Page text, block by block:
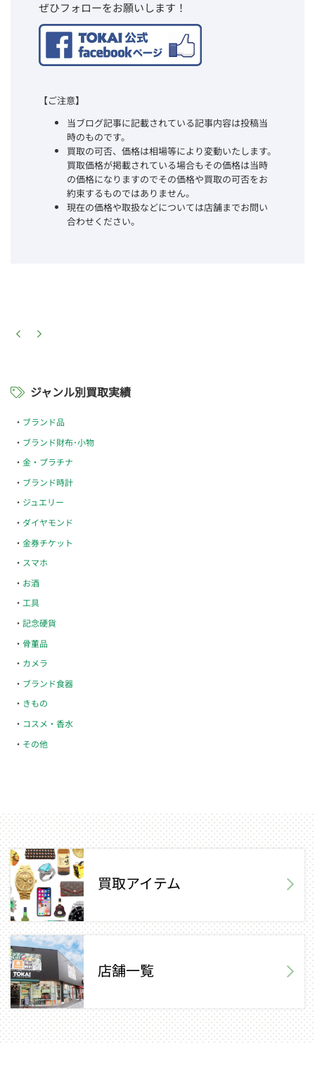
ぜひフォローをお願いします！
【ご注意】
当ブログ記事に記載されている記事内容は投稿当
時のものです。
買取の可否、価格は相場等により変動いたします。
買取価格が掲載されている場合もその価格は当時
の価格になりますのでその価格や買取の可否をお
約束するものではありません。
現在の価格や取扱などについては店舗までお問い
合わせください。
ジャンル別買取実績
ブランド品
ブランド財布･小物
金・プラチナ
ブランド時計
ジュエリー
ダイヤモンド
金券チケット
スマホ
お酒
工具
記念硬貨
骨董品
カメラ
ブランド食器
きもの
コスメ・香水
その他
買取アイテム
店舗一覧